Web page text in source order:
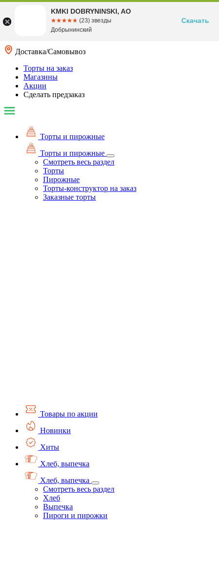
Доставка/Самовывоз
Торты на заказ
Магазины
Акции
Сделать предзаказ
Торты и пирожные
Торты и пирожные
Смотреть весь раздел
Торты
Пирожные
Торты-конструктор на заказ
Заказные торты
Товары по акции
Новинки
Хиты
Хлеб, выпечка
Хлеб, выпечка
Смотреть весь раздел
Хлеб
Выпечка
Пироги и пирожки
KMKI DOBRYNINSKI, AO
☆☆☆☆☆
★★★★★ (23) звезды
Добрынинский
Скачать